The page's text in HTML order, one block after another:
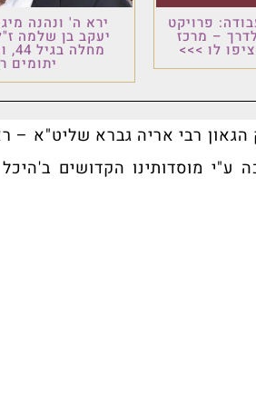
פרויקט
– מרכז
לו >>>
ירא ה' ונהנה
יעקב בן שלמה
יתומים
הגאון רבי אריה גברא שליט"א –
ע"י מוסדותינו הקדושים